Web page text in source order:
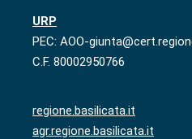
URP
PEC: AOO-
C.F. 80002950766
regione.basilicata.it
agr.regione.basilicata.it